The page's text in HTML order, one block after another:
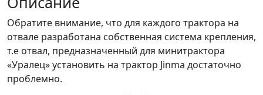
Обратите внимание, что для каждого трактора на
отвале разработана собственная система крепления,
т.е отвал, предназначенный для минитрактора
«Уралец» установить на трактор Jinma достаточно
проблемно.